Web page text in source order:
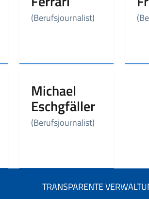
(Berufsjournalist)
Michael
Eschgfäller
(Berufsjournalist)
TRANSPARENTE